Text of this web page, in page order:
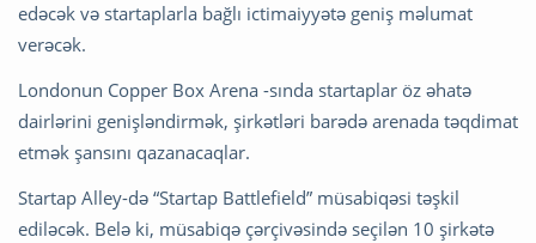
edəcək və startaplarla bağlı ictimaiyyətə geniş məlumat
verəcək.
Londonun Copper Box Arena -sında startaplar öz əhatə
dairlərini genişləndirmək, şirkətləri barədə arenada təqdimat
etmək şansını qazanacaqlar.
Startap Alley-də “Startap Battlefield” müsabiqəsi təşkil
ediləcək. Belə ki, müsabiqə çərçivəsində seçilən 10 şirkətə